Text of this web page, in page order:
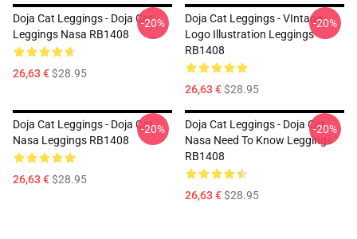
Doja Cat Leggings - Doja Cat
Leggings Nasa RB1408
26,63 €$28.95
-20%
Doja Cat Leggings - VIntage
Logo Illustration Leggings
RB1408
26,63 €$28.95
-20%
Doja Cat Leggings - Doja Cat
Nasa Leggings RB1408
26,63 €$28.95
-20%
Doja Cat Leggings - Doja Cat
Nasa Need To Know Leggings
RB1408
26,63 €$28.95
-20%